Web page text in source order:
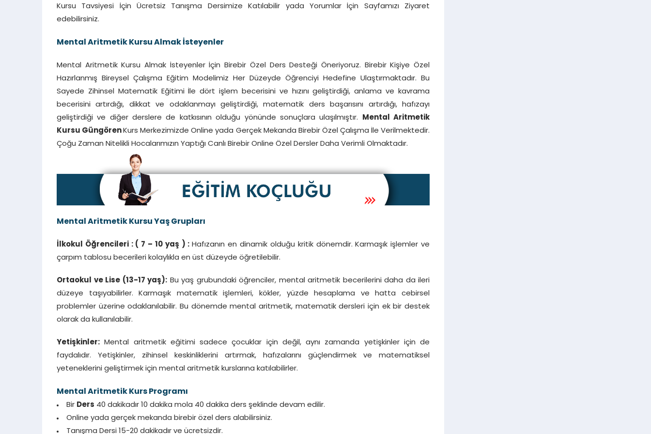
Kursu Tavsiyesi İçin Ücretsiz Tanışma Dersimize Katılabilir yada Yorumlar İçin Sayfamızı Ziyaret
edebilirsiniz.
Mental Aritmetik Kursu Almak İsteyenler
Mental Aritmetik Kursu Almak İsteyenler İçin Birebir Özel Ders Desteği Öneriyoruz. Birebir Kişiye Özel
Hazırlanmış Bireysel Çalışma Eğitim Modelimiz Her Düzeyde Öğrenciyi Hedefine Ulaştırmaktadır. Bu
Sayede Zihinsel Matematik Eğitimi İle dört işlem becerisini ve hızını geliştirdiği, anlama ve kavrama
becerisini artırdığı, dikkat ve odaklanmayı geliştirdiği, matematik ders başarısını artırdığı, hafızayı
geliştirdiği ve diğer derslere de katkısının olduğu yönünde sonuçlara ulaşılmıştır. Mental Aritmetik
Kursu GüngörenKurs Merkezimizde Online yada Gerçek Mekanda Birebir Özel Çalışma İle Verilmektedir.
Çoğu Zaman Nitelikli Hocalarımızın Yaptığı Canlı Birebir Online Özel Dersler Daha Verimli Olmaktadır.
Mental Aritmetik Kursu Yaş Grupları
İlkokul Öğrencileri : ( 7 – 10 yaş ) : Hafızanın en dinamik olduğu kritik dönemdir. Karmaşık işlemler ve
çarpım tablosu becerileri kolaylıkla en üst düzeyde öğretilebilir.
Ortaokul ve Lise (13-17 yaş): Bu yaş grubundaki öğrenciler, mental aritmetik becerilerini daha da ileri
düzeye taşıyabilirler. Karmaşık matematik işlemleri, kökler, yüzde hesaplama ve hatta cebirsel
problemler üzerine odaklanılabilir. Bu dönemde mental aritmetik, matematik dersleri için ek bir destek
olarak da kullanılabilir.
Yetişkinler: Mental aritmetik eğitimi sadece çocuklar için değil, aynı zamanda yetişkinler için de
faydalıdır. Yetişkinler, zihinsel keskinliklerini artırmak, hafızalarını güçlendirmek ve matematiksel
yeteneklerini geliştirmek için mental aritmetik kurslarına katılabilirler.
Mental Aritmetik Kurs Programı
Bir Ders 40 dakikadır 10 dakika mola 40 dakika ders şeklinde devam edilir.
Online yada gerçek mekanda birebir özel ders alabilirsiniz.
Tanışma Dersi 15-20 dakikadır ve ücretsizdir.